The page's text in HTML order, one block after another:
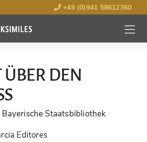
+49 (0)941 58612360
MENÜ
ÜBER DEN
Bayerische Staatsbibliothek
Editores